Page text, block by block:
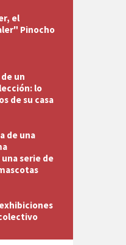
el
Pinocho
un
lo
de su casa
de una
serie de